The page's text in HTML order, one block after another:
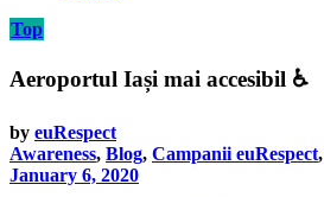
Top
Aeroportul Iași mai accesibil ♿️
by euRespect
Awareness, Blog, Campanii euRespect,
January 6, 2020